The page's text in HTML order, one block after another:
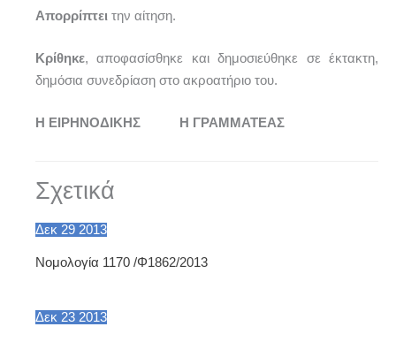
Απορρίπτει την αίτηση.
Κρίθηκε, αποφασίσθηκε και δημοσιεύθηκε σε έκτακτη,
δημόσια συνεδρίαση στο ακροατήριο του.
Η ΕΙΡΗΝΟΔΙΚΗΣ Η ΓΡΑΜΜΑΤΕΑΣ
Σχετικά
Δεκ 29 2013
Νομολογία 1170 /Φ1862/2013
Δεκ 23 2013